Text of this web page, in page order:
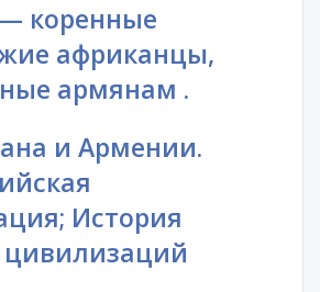
коренные
африканцы,
армянам .
и Армении.
История